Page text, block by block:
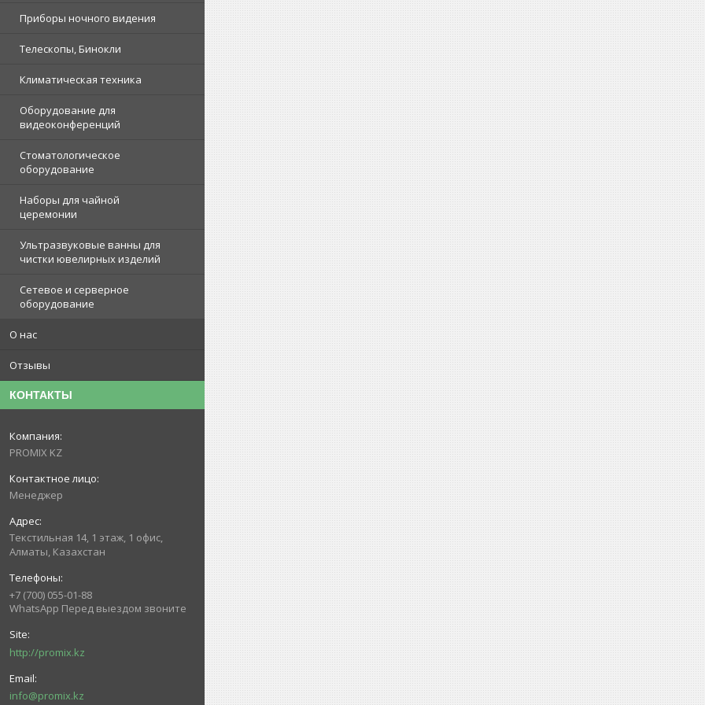
Приборы ночного видения
Телескопы, Бинокли
Климатическая техника
Оборудование для
видеоконференций
Стоматологическое
оборудование
Наборы для чайной
церемонии
Ультразвуковые ванны для
чистки ювелирных изделий
Сетевое и серверное
оборудование
О нас
Отзывы
КОНТАКТЫ
PROMIX KZ
Менеджер
Текстильная 14, 1 этаж, 1 офис,
Алматы, Казахстан
+7 (700) 055-01-88
WhatsApp Перед выездом звоните
http://promix.kz
info@promix.kz